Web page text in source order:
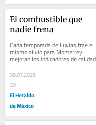
El combustible que
nadie frena
Cada temporada de lluvias trae el
mismo alivio para Monterrey:
mejoran los indicadores de calidad
del aire y disminuyen las
contingencias ambientales....
09.07.2026
30
El Heraldo
de México